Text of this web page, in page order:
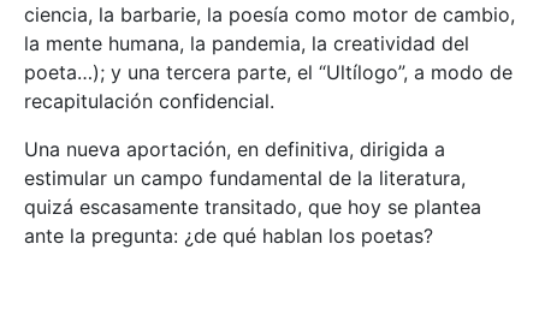
ciencia, la barbarie, la poesía como motor de cambio,
la mente humana, la pandemia, la creatividad del
poeta…); y una tercera parte, el “Ultílogo”, a modo de
recapitulación confidencial.
Una nueva aportación, en definitiva, dirigida a
estimular un campo fundamental de la literatura,
quizá escasamente transitado, que hoy se plantea
ante la pregunta: ¿de qué hablan los poetas?